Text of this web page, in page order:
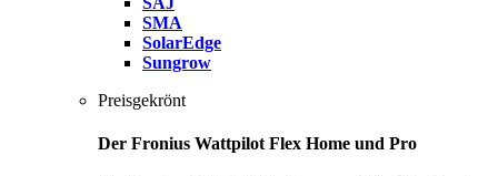
SMA
SolarEdge
Sungrow
Preisgekrönt
Der Fronius Wattpilot Flex Home und Pro